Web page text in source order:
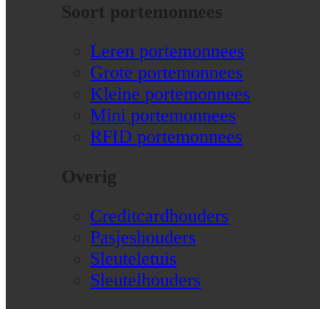
Soort portemonnees
Leren portemonnees
Grote portemonnees
Kleine portemonnees
Mini portemonnees
RFID portemonnees
Overig
Creditcardhouders
Pasjeshouders
Sleuteletuis
Sleutelhouders